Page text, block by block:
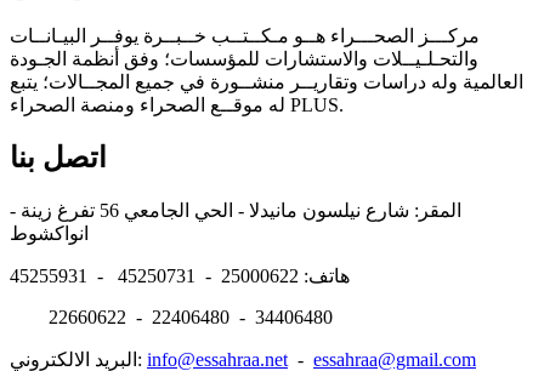
مركـــز الصحـــراء هــو مـكــتــب خــبــرة يوفــر البيـانــات
والتحـلـيــلات والاستشارات للمؤسسات؛ وفق أنظمة الجـودة
العالمية وله دراسات وتقاريــر منشــورة في جميع المجــالات؛ يتبع
له موقــع الصحراء ومنصة الصحراء PLUS.
اتصل بنا
المقر: شارع نيلسون مانيدلا - الحي الجامعي 56 تفرغ زينة -
هاتف: 25000622 - 45250731 - 45255931
22660622 - 22406480 - 34406480
البريد الالكتروني: info@essahraa.net - essahraa@gmail.com